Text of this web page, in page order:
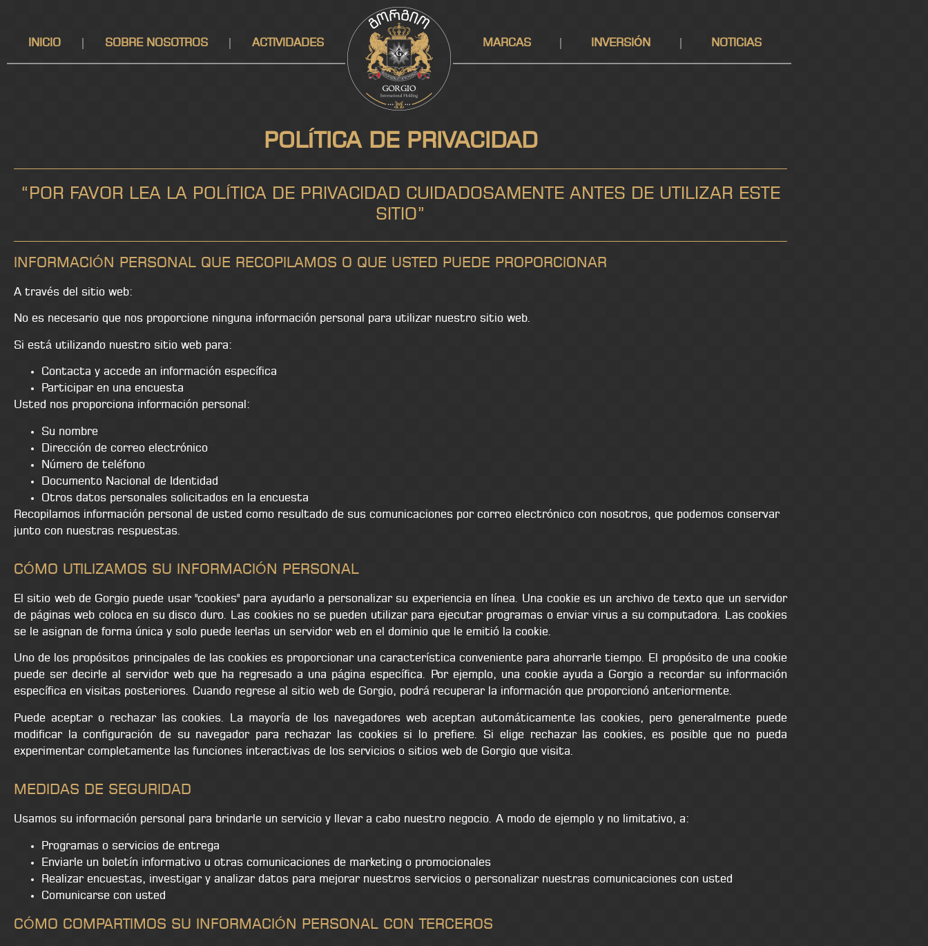
INICIO SOBRE NOSOTROS ACTIVIDADES MARCAS INVERSIÓN NOTICIAS
POLÍTICA DE PRIVACIDAD
“POR FAVOR LEA LA POLÍTICA DE PRIVACIDAD CUIDADOSAMENTE ANTES DE UTILIZAR ESTE
SITIO”
INFORMACIÓN PERSONAL QUE RECOPILAMOS O QUE USTED PUEDE PROPORCIONAR
A través del sitio web:
No es necesario que nos proporcione ninguna información personal para utilizar nuestro sitio web.
Si está utilizando nuestro sitio web para:
Contacta y accede an información específica
Participar en una encuesta
Usted nos proporciona información personal:
Su nombre
Dirección de correo electrónico
Número de teléfono
Documento Nacional de Identidad
Otros datos personales solicitados en la encuesta
Recopilamos información personal de usted como resultado de sus comunicaciones por correo electrónico con nosotros, que podemos conservar
junto con nuestras respuestas.
CÓMO UTILIZAMOS SU INFORMACIÓN PERSONAL
El sitio web de Gorgio puede usar "cookies" para ayudarlo a personalizar su experiencia en línea. Una cookie es un archivo de texto que un servidor
de páginas web coloca en su disco duro. Las cookies no se pueden utilizar para ejecutar programas o enviar virus a su computadora. Las cookies
se le asignan de forma única y solo puede leerlas un servidor web en el dominio que le emitió la cookie.
Uno de los propósitos principales de las cookies es proporcionar una característica conveniente para ahorrarle tiempo. El propósito de una cookie
puede ser decirle al servidor web que ha regresado a una página específica. Por ejemplo, una cookie ayuda a Gorgio a recordar su información
específica en visitas posteriores. Cuando regrese al sitio web de Gorgio, podrá recuperar la información que proporcionó anteriormente.
Puede aceptar o rechazar las cookies. La mayoría de los navegadores web aceptan automáticamente las cookies, pero generalmente puede
modificar la configuración de su navegador para rechazar las cookies si lo prefiere. Si elige rechazar las cookies, es posible que no pueda
experimentar completamente las funciones interactivas de los servicios o sitios web de Gorgio que visita.
MEDIDAS DE SEGURIDAD
Usamos su información personal para brindarle un servicio y llevar a cabo nuestro negocio. A modo de ejemplo y no limitativo, a:
Programas o servicios de entrega
Enviarle un boletín informativo u otras comunicaciones de marketing o promocionales
Realizar encuestas, investigar y analizar datos para mejorar nuestros servicios o personalizar nuestras comunicaciones con usted
Comunicarse con usted
CÓMO COMPARTIMOS SU INFORMACIÓN PERSONAL CON TERCEROS